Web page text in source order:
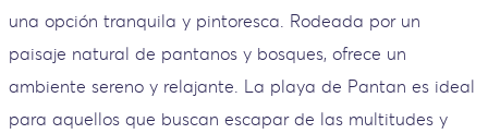
una opción tranquila y pintoresca. Rodeada por un
paisaje natural de pantanos y bosques, ofrece un
ambiente sereno y relajante. La playa de Pantan es ideal
para aquellos que buscan escapar de las multitudes y